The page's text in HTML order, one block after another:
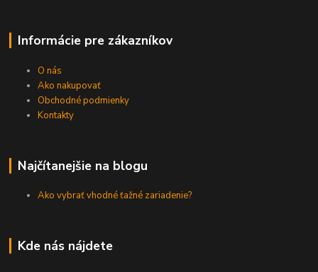
Informácie pre zákazníkov
O nás
Ako nakupovať
Obchodné podmienky
Kontakty
Najčítanejšie na blogu
Ako vybrať vhodné ťažné zariadenie?
Kde nás nájdete